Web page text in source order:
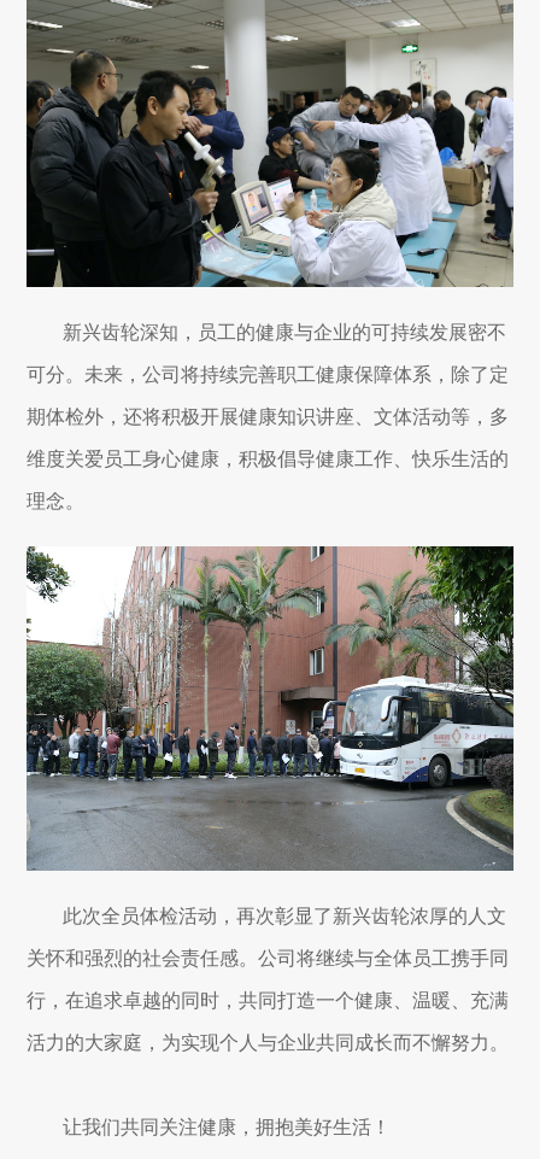
新兴齿轮深知，员工的健康与企业的可持续发展密不
可分。未来，公司将持续完善职工健康保障体系，除了定
期体检外，还将积极开展健康知识讲座、文体活动等，多
维度关爱员工身心健康，积极倡导健康工作、快乐生活的
理念。
此次全员体检活动，再次彰显了新兴齿轮浓厚的人文
关怀和强烈的社会责任感。公司将继续与全体员工携手同
行，在追求卓越的同时，共同打造一个健康、温暖、充满
活力的大家庭，为实现个人与企业共同成长而不懈努力。
让我们共同关注健康，拥抱美好生活！